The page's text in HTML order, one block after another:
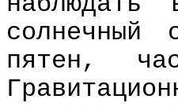
солнечный
пятен,